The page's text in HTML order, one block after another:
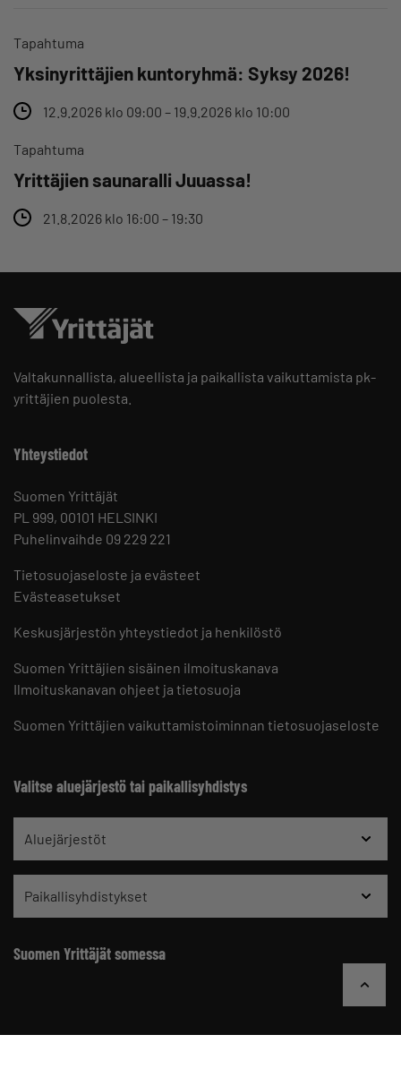
Tapahtuma
Yksinyrittäjien kuntoryhmä: Syksy 2026!
12.9.2026 klo 09:00 – 19.9.2026 klo 10:00
Tapahtuma
Yrittäjien saunaralli Juuassa!
21.8.2026 klo 16:00 – 19:30
Valtakunnallista, alueellista ja paikallista vaikuttamista pk-
yrittäjien puolesta.
Yhteystiedot
Suomen Yrittäjät
PL 999, 00101 HELSINKI
Puhelinvaihde 09 229 221
Tietosuojaseloste ja evästeet
Evästeasetukset
Keskusjärjestön yhteystiedot ja henkilöstö
Suomen Yrittäjien sisäinen ilmoituskanava
Ilmoituskanavan ohjeet ja tietosuoja
Suomen Yrittäjien vaikuttamistoiminnan tietosuojaseloste
Valitse aluejärjestö tai paikallisyhdistys
Aluejärjestöt
Paikallisyhdistykset
Suomen Yrittäjät somessa